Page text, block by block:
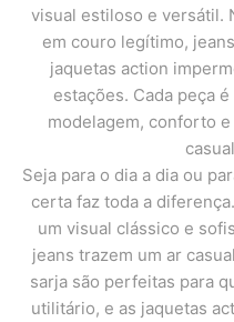
visual estiloso e versátil.
em couro legítimo,
jaquetas action
estações. Cada peça
modelagem, conforto
Seja para o dia a dia ou
certa faz toda a
um visual clássico e
jeans trazem um ar
sarja são perfeitas para
utilitário, e as jaquetas